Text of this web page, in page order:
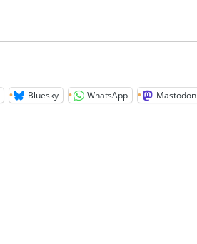
Bluesky WhatsApp
Mastodon